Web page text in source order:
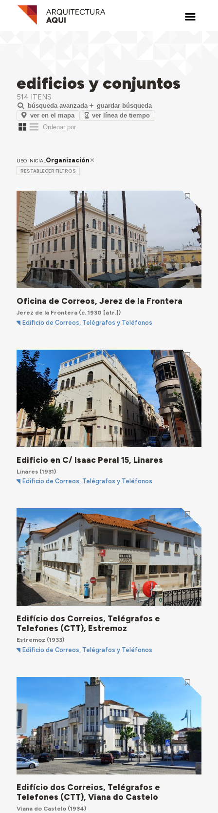
edificios y conjuntos
514 ITENS
búsqueda avanzada
guardar búsqueda
ver en el mapa
ver línea de tiempo
USO INICIALOrganización
RESTABLECER FILTROS
Oficina de Correos, Jerez de la Frontera
Jerez de la Frontera(c. 1930 [atr.])
Edificio de Correos, Telégrafos y Teléfonos
Edificio en C/ Isaac Peral 15, Linares
Linares(1931)
Edificio de Correos, Telégrafos y Teléfonos
Edifício dos Correios, Telégrafos e
Telefones (CTT), Estremoz
Estremoz (1933)
Edificio de Correos, Telégrafos y Teléfonos
Edifício dos Correios, Telégrafos e
Telefones (CTT), Viana do Castelo
Viana do Castelo(1934)